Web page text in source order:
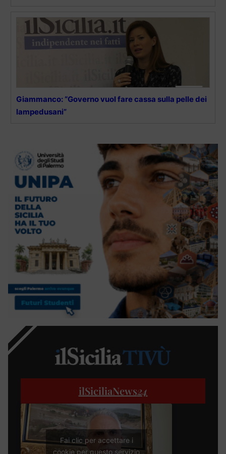
Giammanco: “Governo vuol fare cassa sulla pelle dei
lampedusani”
ilSiciliaNews24
Fai clic per accettare i
cookie per questo servizio